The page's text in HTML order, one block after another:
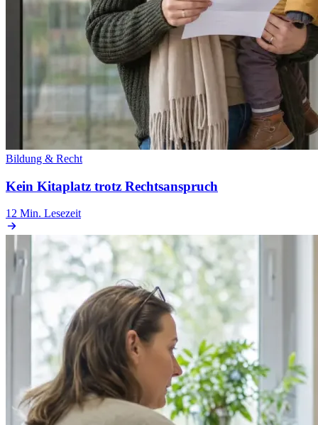
Bildung & Recht
Kein Kitaplatz trotz Rechtsanspruch
12 Min. Lesezeit